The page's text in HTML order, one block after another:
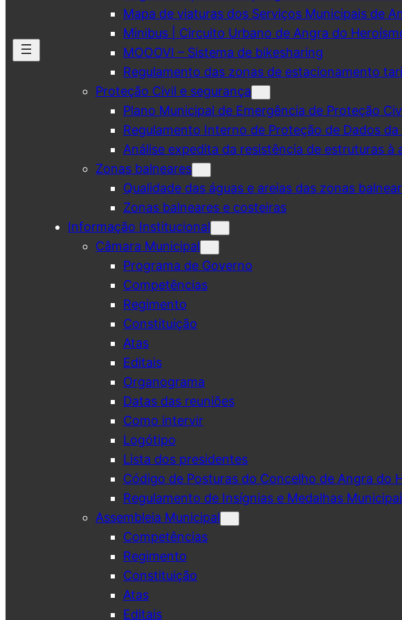
Mapa de viaturas dos Serviços Municipais de
Minibus | Circuito Urbano de Angra do
MOOOVI – Sistema de bikesharing
Regulamento das zonas de estacionamento
Proteção Civil e segurança
Plano Municipal de Emergência de Proteção
Regulamento Interno de Proteção de Dados
Análise expedita da resistência de estruturas à
Zonas balneares
Qualidade das águas e areias das zonas
Zonas balneares e costeiras
Informação Institucional
Câmara Municipal
Programa de Governo
Competências
Regimento
Constituição
Atas
Editais
Organograma
Datas das reuniões
Como intervir
Logótipo
Lista dos presidentes
Código de Posturas do Concelho de Angra do
Regulamento de Insígnias e Medalhas
Assembleia Municipal
Competências
Regimento
Constituição
Atas
Editais